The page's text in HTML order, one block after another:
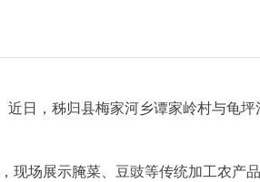
日，秭归县梅家河乡谭家岭村与龟
现场展示腌菜、豆豉等传统加工农产